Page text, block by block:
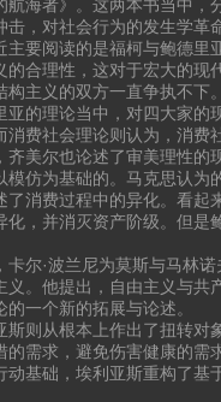
航海者》。这两本书当中，
击，对社会行为的发生学革
主要阅读的是福柯与鲍德里
的合理性，这对于宏大的现
构主义的双方一直争执不下
亚的理论当中，对四大家的
消费社会理论则认为，消费
齐美尔也论述了审美理性的
模仿为基础的。马克思认为
了消费过程中的异化。看起
化，并消灭资产阶级。但是
卡尔·波兰尼为莫斯与马林
义。他提出，自由主义与共
的一个新的拓展与论述。
斯则从根本上作出了扭转对
的需求，避免伤害健康的需
动基础，埃利亚斯重构了基